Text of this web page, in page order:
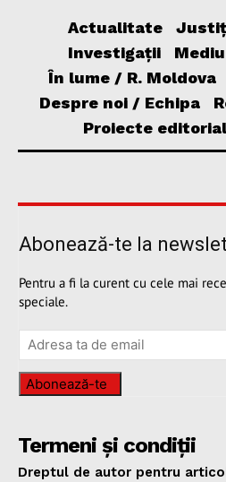
Actualitate
Investigații
Mediu
În lume / R. Moldova
Despre noi / Echipa
Proiecte
Abonează-te la
Pentru a fi la curent cu cele mai
speciale.
Abonează-te
Termeni și condiții
Dreptul de autor pentru